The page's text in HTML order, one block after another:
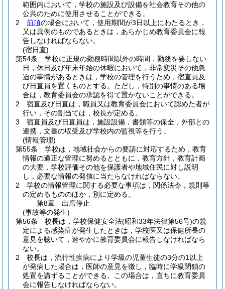
範囲内において，学校の施設及び設備を社会教育その他の
公共のために使用させることができる。
2
前項の場合において，使用期間が3日以上にわたるとき，
又は異例のものであるときは，あらかじめ教育委員会に報
告しなければならない。
(宿日直)
第54条
学校に正規の勤務時間以外の時間，勤務を要しない
日，休日及び年末年始の休暇において，非常変災その他急
迫の事情があるときは，学校の管理を行うため，宿直員及
び日直員を置くものとする。 ただし，特別の事情のある場
合は，教育委員会の承認を得て置かないことができる。
2
宿直及び日直は，職員又は教育委員会において認めた者が
行い，その割当ては，校長が定める。
3
宿直員及び日直員は，施設設備，書類等の保全，外部との
連携，文書の収受及び学校内の監視等を行う。
(情報管理)
第55条
学校は，地域社会からの要請に対応するため，教育
情報の適正な管理に努めるとともに，教育方針，教育計画
の大要，学校評価その他を保護者や地域住民に対し説明
し，必要な情報の発信に当たらなければならない。
2
学校の情報管理に関する必要な事項は，関係法令，規則等
の定めるもののほか，別に定める。
第8章
出席停止
(事故等の発生)
第56条
校長は，学校保健安全法(昭和33年法律第56号)の規
定による感染症が発生したときは，学校医又は保健所長の
意見を聴いて，速やかに教育委員会に報告しなければなら
ない。
2
校長は，流行性疾病により学級の児童生徒の3分の1以上
が発病した場合は，医師の意見を徴し，臨時に学級閉鎖の
処置を講ずることができる。
この場合は，直ちに教育委員
会に報告しなければならない。